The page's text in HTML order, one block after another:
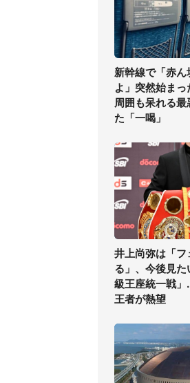
新幹線で「赤
よ」突然始ま
周囲も呆れる最
た「一喝」
井上尚弥は「
る」、今後見
級王座統一戦
王者が熱望